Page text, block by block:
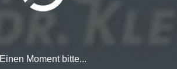
Einen Moment bitte...